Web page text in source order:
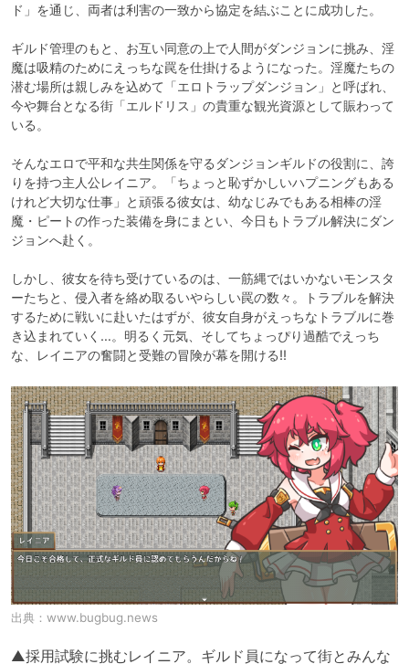
ド」を通じ、両者は利害の一致から協定を結ぶことに成功した。
ギルド管理のもと、お互い同意の上で人間がダンジョンに挑み、淫
魔は吸精のためにえっちな罠を仕掛けるようになった。淫魔たちの
潜む場所は親しみを込めて「エロトラップダンジョン」と呼ばれ、
今や舞台となる街「エルドリス」の貴重な観光資源として賑わって
いる。
そんなエロで平和な共生関係を守るダンジョンギルドの役割に、誇
りを持つ主人公レイニア。「ちょっと恥ずかしいハプニングもある
けれど大切な仕事」と頑張る彼女は、幼なじみでもある相棒の淫
魔・ピートの作った装備を身にまとい、今日もトラブル解決にダン
ジョンへ赴く。
しかし、彼女を待ち受けているのは、一筋縄ではいかないモンスタ
ーたちと、侵入者を絡め取るいやらしい罠の数々。トラブルを解決
するために戦いに赴いたはずが、彼女自身がえっちなトラブルに巻
き込まれていく…。明るく元気、そしてちょっぴり過酷でえっち
な、レイニアの奮闘と受難の冒険が幕を開ける!!
出典： www.bugbug.news
▲採用試験に挑むレイニア。ギルド員になって街とみんな